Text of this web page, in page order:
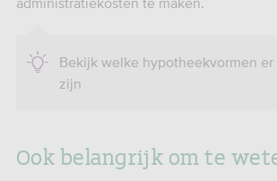
Bekijk welke hypotheekvormen er
zijn
Ook belangrijk om te